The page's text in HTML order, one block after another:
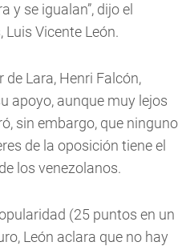
y se igualan”, dijo el
Vicente León.
de Lara, Henri Falcón,
apoyo, aunque muy lejos
sin embargo, que ninguno
de la oposición tiene el
los venezolanos.
(25 puntos en un
León aclara que no hay